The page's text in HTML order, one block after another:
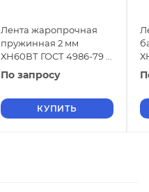
Лента жаропрочная
пружинная 2 мм
ХН60ВТ ГОСТ 4986-79 х/
к
По запросу
КУПИТЬ
к